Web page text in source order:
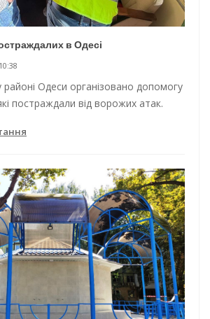
в Одесі
Одеси організовано допомогу
постраждали від ворожих атак.